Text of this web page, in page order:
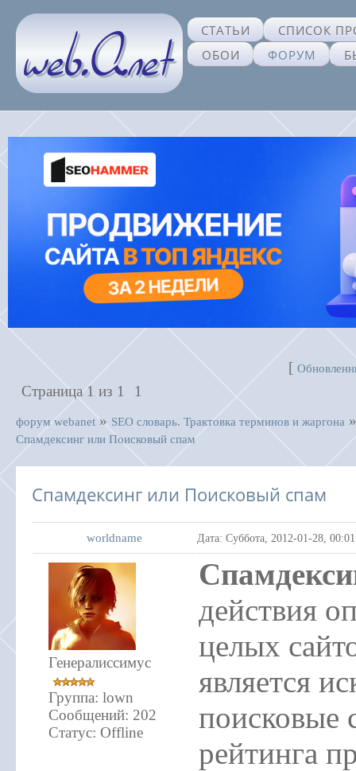
СТАТЬИ
СПИСОК
ОБОИ
ФОРУМ
[
Страница 1 из 1 1
форум webanet » SEO словарь. Трактовка терминов и жаргона
Спамдексинг или Поисковый спам
Спамдексинг или Поисковый спам
worldname Дата: Суббота, 2012-01-28,
Генералиссимус
Группа: lown
Сообщений: 202
Статус: Offline
действия
целых
является
поисковые
рейтинга